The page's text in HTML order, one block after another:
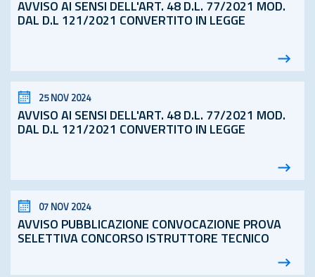
AVVISO AI SENSI DELL'ART. 48 D.L. 77/2021 MOD.
DAL D.L 121/2021 CONVERTITO IN LEGGE
25 NOV 2024
AVVISO AI SENSI DELL'ART. 48 D.L. 77/2021 MOD.
DAL D.L 121/2021 CONVERTITO IN LEGGE
07 NOV 2024
AVVISO PUBBLICAZIONE CONVOCAZIONE PROVA
SELETTIVA CONCORSO ISTRUTTORE TECNICO